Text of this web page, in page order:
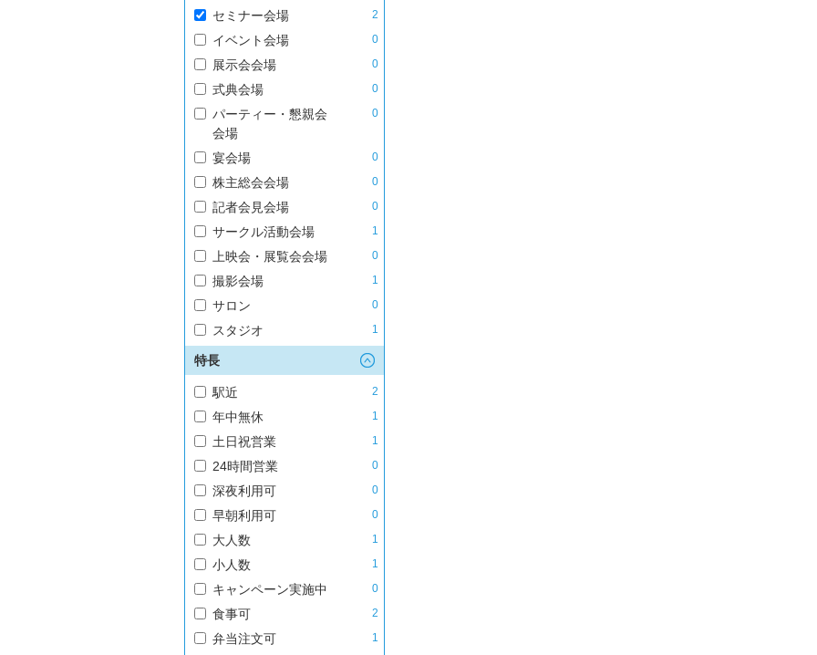
セミナー会場 2
イベント会場 0
展示会会場 0
式典会場 0
パーティー・懇親会
会場
0
宴会場 0
株主総会会場 0
記者会見会場 0
サークル活動会場 1
上映会・展覧会会場 0
撮影会場 1
サロン 0
スタジオ 1
特長
駅近 2
年中無休 1
土日祝営業 1
24時間営業 0
深夜利用可 0
早朝利用可 0
大人数 1
小人数 1
キャンペーン実施中 0
食事可 2
弁当注文可 1